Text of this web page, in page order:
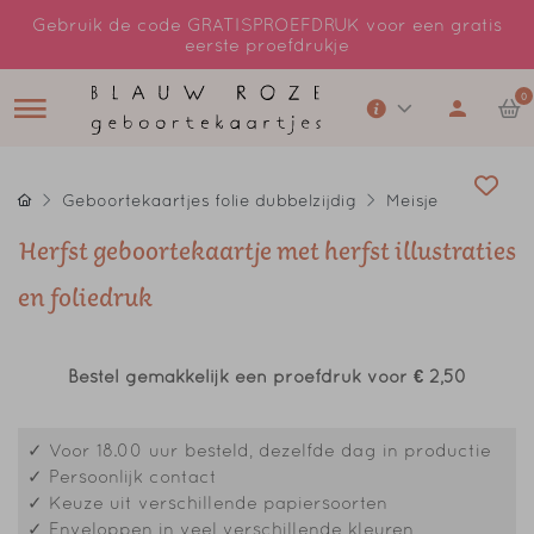
Gebruik de code GRATISPROEFDRUK voor een gratis
eerste proefdrukje
0
Geboortekaartjes folie dubbelzijdig Meisje
Herfst geboortekaartje met herfst illustraties
en foliedruk
Bestel gemakkelijk een proefdruk voor € 2,50
✓ Voor 18.00 uur besteld, dezelfde dag in productie
✓ Persoonlijk contact
✓ Keuze uit verschillende papiersoorten
✓ Enveloppen in veel verschillende kleuren